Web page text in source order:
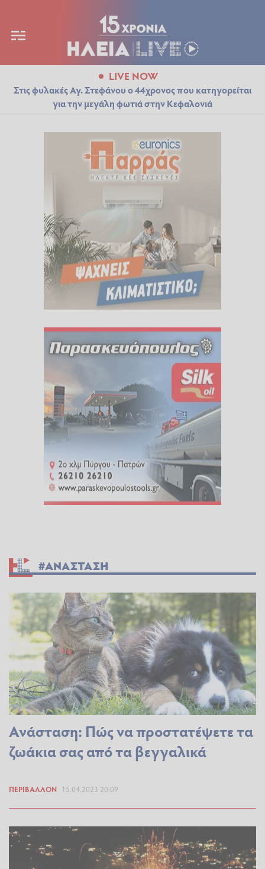
LIVE NOW
Στις φυλακές Αγ. Στεφάνου ο 44χρονος που κατηγορείται
για την μεγάλη φωτιά στην Κεφαλονιά
#ΑΝΑΣΤΑΣΗ
Ανάσταση: Πώς να προστατέψετε τα
ζωάκια σας από τα βεγγαλικά
ΠΕΡΙΒΆΛΛΟΝ 15.04.2023 20:09